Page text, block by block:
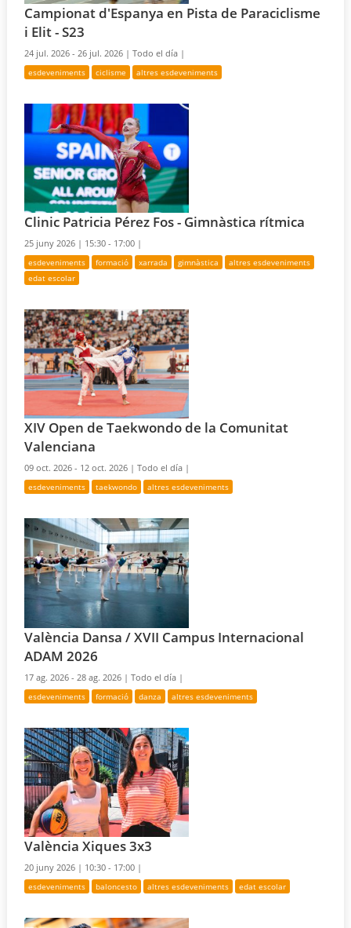
Campionat d'Espanya en Pista de Paraciclisme
i Elit - S23
24 jul. 2026 - 26 jul. 2026 |Todo el día |
esdeveniments ciclisme altres esdeveniments
Clinic Patricia Pérez Fos - Gimnàstica rítmica
25 juny 2026 | 15:30 - 17:00 |
esdeveniments formació xarrada gimnàstica
altres esdeveniments
edat escolar
XIV Open de Taekwondo de la Comunitat
Valenciana
09 oct. 2026 - 12 oct. 2026 |Todo el día |
esdeveniments taekwondo altres esdeveniments
València Dansa / XVII Campus Internacional
ADAM 2026
17 ag. 2026 - 28 ag. 2026 |Todo el día |
esdeveniments formació danza altres esdeveniments
València Xiques 3x3
20 juny 2026 | 10:30 - 17:00 |
esdeveniments baloncesto altres esdeveniments edat escolar